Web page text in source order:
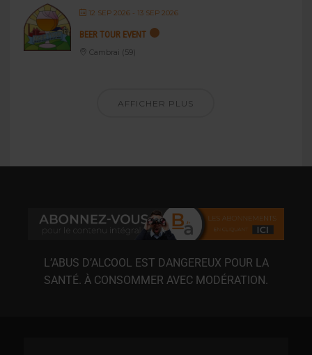
12 SEP 2026- 13 SEP 2026
BEER TOUR EVENT
Cambrai (59)
AFFICHER PLUS
L’ABUS D’ALCOOL EST DANGEREUX POUR LA
SANTÉ. À CONSOMMER AVEC MODÉRATION.